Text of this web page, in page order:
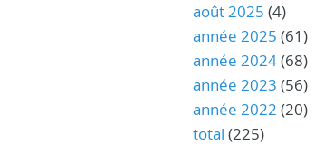
août 2025 (4)
année 2025 (61)
année 2024(68)
année 2023 (56)
année 2022 (20)
total (225)